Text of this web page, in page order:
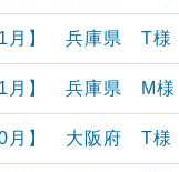
月】 兵庫県 T様
月】 兵庫県 M様
月】 大阪府 T様